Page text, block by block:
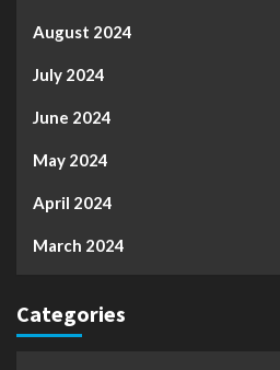
August 2024
July 2024
June 2024
May 2024
April 2024
March 2024
Categories